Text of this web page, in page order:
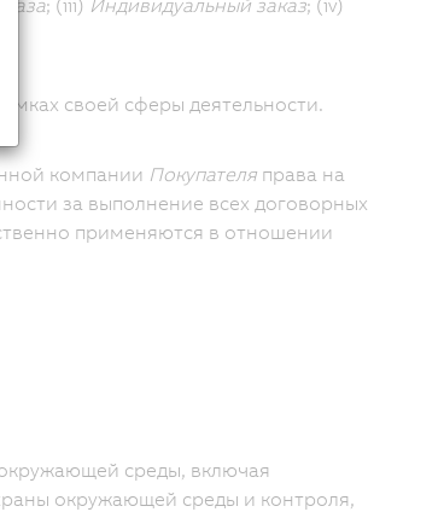
; (iii) Индивидуальный заказ; (iv)
своей сферы деятельности.
компании Покупателяправа на
за выполнение всех договорных
применяются в отношении
среды, включая
окружающей среды и контроля,